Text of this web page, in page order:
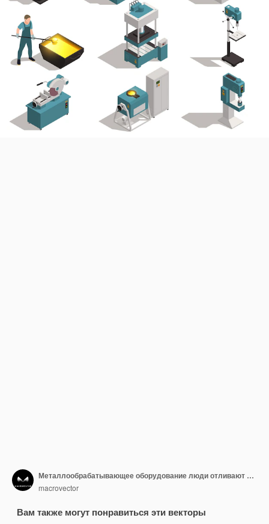
Металлообрабатывающее оборудование люди отливают поковку, работая на токарном станке, сверлении, резке, гибке, изометрическом наборе, изолированной векторной иллюстрации
macrovector
Вам также могут понравиться эти векторы